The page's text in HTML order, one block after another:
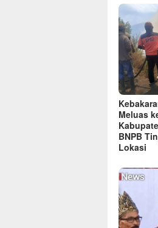
Meluas
BNPB
Lokasi